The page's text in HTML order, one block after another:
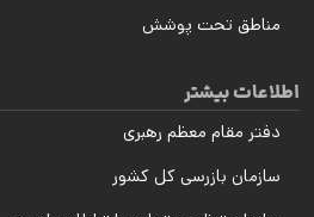
مناطق تحت پوشش
اطلاعات بیشتر
دفتر مقام معظم رهبری
سازمان بازرسی کل کشور